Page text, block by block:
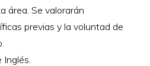
área. Se valorarán
previas y la voluntad de
Inglés.